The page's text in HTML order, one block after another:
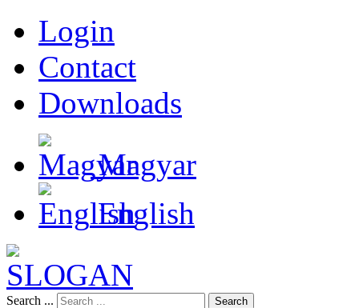
Login
Contact
Downloads
Magyar
English
Search ... Search